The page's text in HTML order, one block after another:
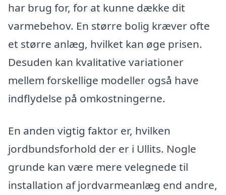
har brug for, for at kunne dække dit
varmebehov. En større bolig kræver ofte
et større anlæg, hvilket kan øge prisen.
Desuden kan kvalitative variationer
mellem forskellige modeller også have
indflydelse på omkostningerne.
En anden vigtig faktor er, hvilken
jordbundsforhold der er i Ullits. Nogle
grunde kan være mere velegnede til
installation af jordvarmeanlæg end andre,